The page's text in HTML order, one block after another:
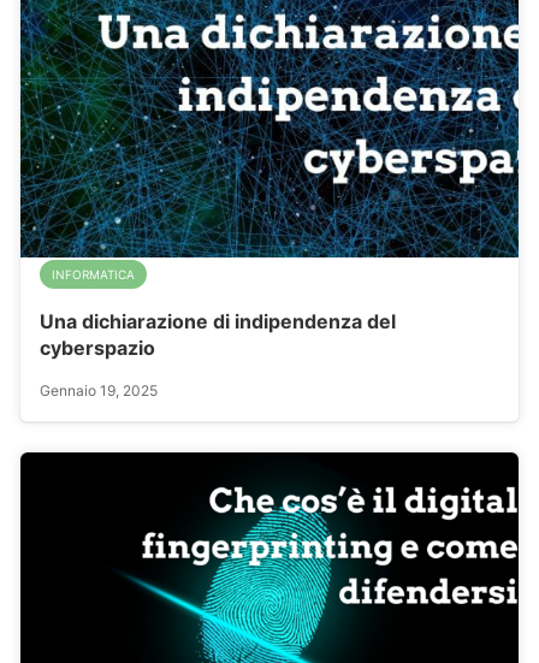
INFORMATICA
Una dichiarazione di indipendenza del
cyberspazio
Gennaio 19, 2025